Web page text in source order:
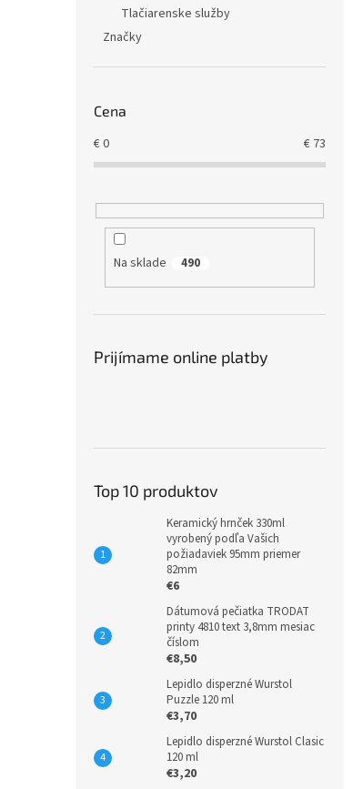
Tlačiarenske služby
Značky
Cena
€0 € 73
Na sklade 490
Prijímame online platby
Top 10 produktov
Keramický hrnček 330ml
vyrobený podľa Vašich
požiadaviek 95mm priemer
82mm
€6
Dátumová pečiatka TRODAT
printy 4810 text 3,8mm mesiac
číslom
€8,50
Lepidlo disperzné Wurstol
Puzzle 120 ml
€3,70
Lepidlo disperzné Wurstol Clasic
120 ml
€3,20